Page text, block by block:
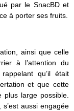
par le SnacBD et
à porter ses fruits.
ainsi que celle
à l’attention du
qu’il était
et que cette
large possible.
aussi engagée